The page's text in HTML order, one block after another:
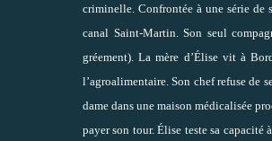
criminelle. Confrontée à une série
canal Saint-Martin. Son seul
gréement). La mère d’Élise vit à
l’agroalimentaire. Son chef refuse de
dame dans une maison médicalisée
payer son tour. Élise teste sa capacité